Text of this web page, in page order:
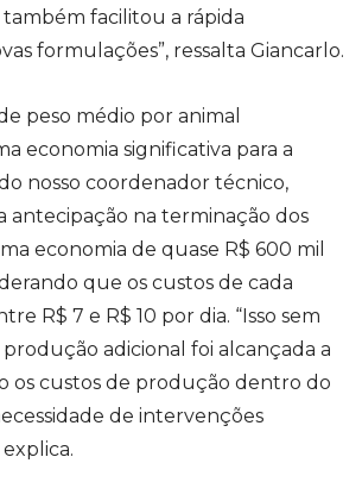
facilitou a rápida
formulações”, ressalta Giancarlo.
peso médio por animal
economia significativa para a
nosso coordenador técnico,
antecipação na terminação dos
economia de quase R$ 600 mil
que os custos de cada
R$ 7 e R$ 10 por dia. “Isso sem
adicional foi alcançada a
os custos de produção dentro do
de intervenções